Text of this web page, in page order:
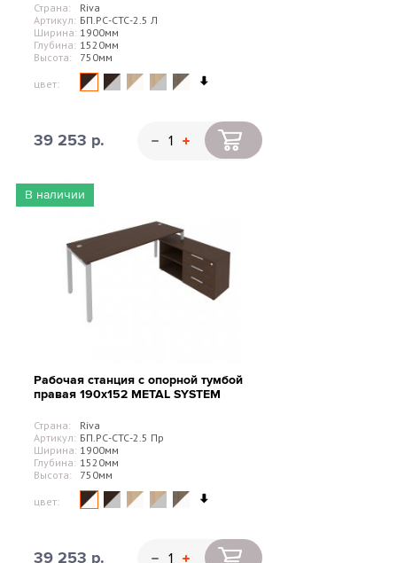
Страна:
Riva
Артикул: БП.РС-СТС-2.5 Л
Ширина: 1900мм
Глубина: 1520мм
Высота:
750мм
цвет:
39 253 р.
В наличии
Рабочая станция с опорной тумбой
правая 190х152 METAL SYSTEM
Страна:
Riva
Артикул: БП.РС-СТС-2.5 Пр
Ширина: 1900мм
Глубина: 1520мм
Высота:
750мм
цвет:
39 253 р.